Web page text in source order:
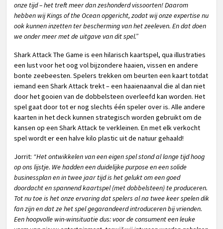
onze tijd – het treft meer dan zeshonderd vissoorten! Daarom
hebben wij Kings of the Ocean opgericht, zodat wij onze expertise nu
ook kunnen inzetten ter bescherming van het zeeleven. En dat doen
we onder meer met de uitgave van dit spel.”
Shark Attack The Game is een hilarisch kaartspel, qua illustraties
een lust voor het oog vol bijzondere haaien, vissen en andere
bonte zeebeesten. Spelers trekken om beurten een kaart totdat
iemand een Shark Attack trekt – een haaienaanval die al dan niet
door het gooien van de dobbelsteen overleefd kan worden. Het
spel gaat door tot er nog slechts één speler over is. Alle andere
kaarten in het deck kunnen strategisch worden gebruikt om de
kansen op een Shark Attack te verkleinen. En met elk verkocht
spel wordt er een halve kilo plastic uit de natuur gehaald!
Jorrit: “Het ontwikkelen van een eigen spel stond al lange tijd hoog
op ons lijstje. We hadden een duidelijke purpose en een solide
businessplan en in twee jaar tijd is het gelukt om een goed
doordacht en spannend kaartspel (met dobbelsteen) te produceren.
Tot nu toe is het onze ervaring dat spelers al na twee keer spelen dik
fan zijn en dat ze het spel gegarandeerd introduceren bij vrienden.
Een hoopvolle win-winsituatie dus: voor de consument een leuke